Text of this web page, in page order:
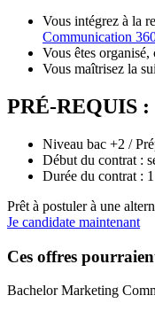
Vous intégrez à la
Communication
Vous êtes
Vous maîtrisez la
PRÉ-REQUIS :
Niveau bac +2 /
Début du contrat :
Durée du contrat :
Prêt à postuler à une
Je candidate maintenant
Ces offres
Bachelor Marketing